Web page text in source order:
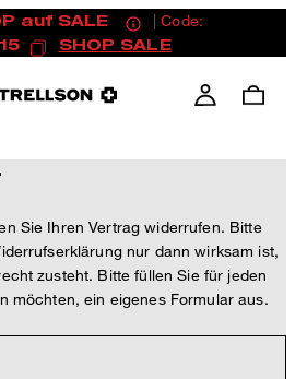
auf SALE
| Code:
SHOP SALE
Sie Ihren Vertrag widerrufen. Bitte
nur dann wirksam ist,
zusteht. Bitte füllen Sie für jeden
möchten, ein eigenes Formular aus.